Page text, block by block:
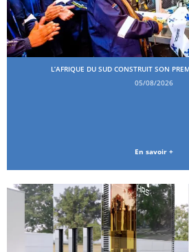
L’AFRIQUE DU SUD CONSTRUIT SON
05/08/2026
En savoir +